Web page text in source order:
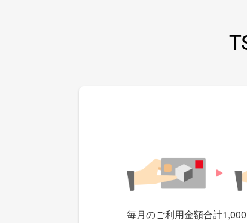
毎月のご利用金額合計